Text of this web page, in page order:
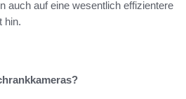
auch auf eine wesentlich effizientere
hin.